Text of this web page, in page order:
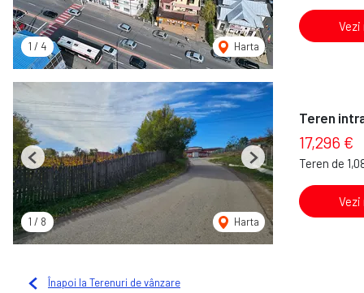
1 / 4 Harta
1 / 8 Harta
Previous Next
Teren
17,296 €
Teren de
Înapoi la Terenuri de vânzare